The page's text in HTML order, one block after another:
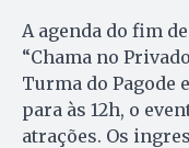
A agenda do fim
“Chama no
Turma do Pagode
para às 12h, o
atrações. Os